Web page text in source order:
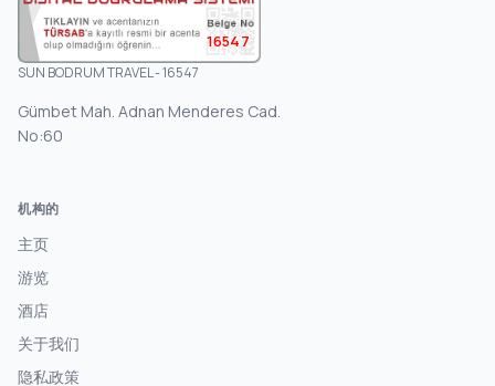
16547
SUN BODRUM TRAVEL - 16547
Gümbet Mah. Adnan Menderes Cad.
No:60
机构的
主页
游览
酒店
关于我们
隐私政策